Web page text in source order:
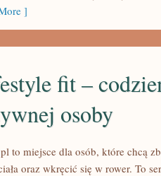
]
fit –
osoby
to miejsce dla osób, które chcą
oraz wkręcić się w rower. To